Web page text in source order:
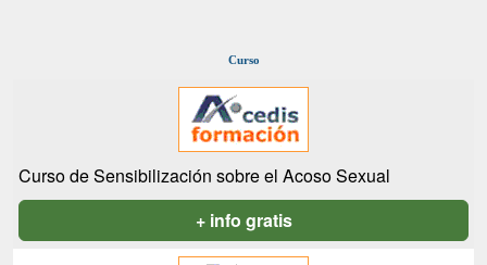
Curso
Curso de Sensibilización sobre el Acoso Sexual
+ info gratis